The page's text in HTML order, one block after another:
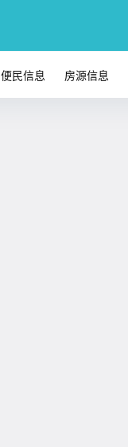
便民信息 房源信息